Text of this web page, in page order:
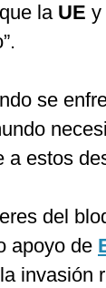
la UE y
se
a estos
del
apoyo de
invasión